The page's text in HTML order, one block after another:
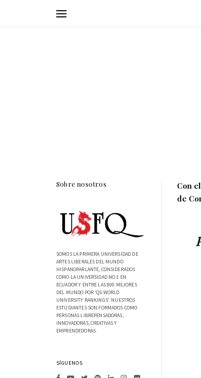
Con
de
Sobre nosotros
SOMOS LA PRIMERA UNIVERSIDAD DE
ARTES LIBERALES DEL MUNDO
HISPANOPARLANTE, CONSIDERADOS
COMO LA UNIVERSIDAD NO.1 EN
ECUADOR Y ENTRE LAS 800 MEJORES
DEL MUNDO POR 'QS WORLD
UNIVERSITY RANKINGS'. NUESTROS
ESTUDIANTES SON FORMADOS COMO
PERSONAS LIBREPENSADORAS,
INNOVADORAS, CREATIVAS Y
EMPRENDEDORAS.
SÍGUENOS